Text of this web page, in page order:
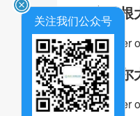
密歇根
- Master
康奈尔
- Master
关注我们公众号